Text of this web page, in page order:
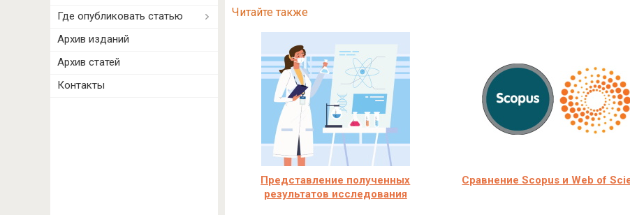
Читайте также
Представление полученных
результатов исследования
Сравнение Scopus и Web of
Где опубликовать статью
Архив изданий
Архив статей
Контакты